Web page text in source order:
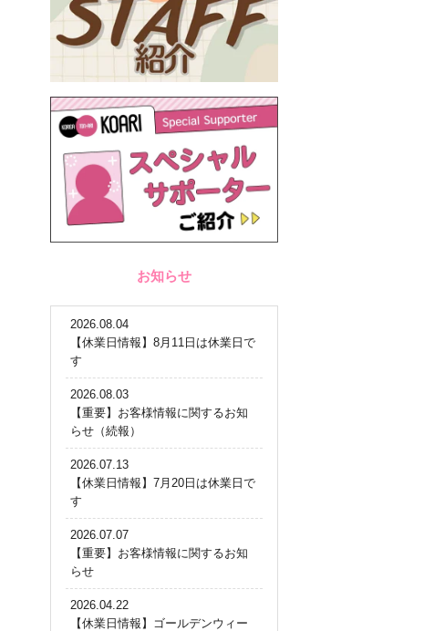
お知らせ
2026.08.04
【休業日情報】8月11日は休業日で
す
2026.08.03
【重要】お客様情報に関するお知
らせ（続報）
2026.07.13
【休業日情報】7月20日は休業日で
す
2026.07.07
【重要】お客様情報に関するお知
らせ
2026.04.22
【休業日情報】ゴールデンウィー